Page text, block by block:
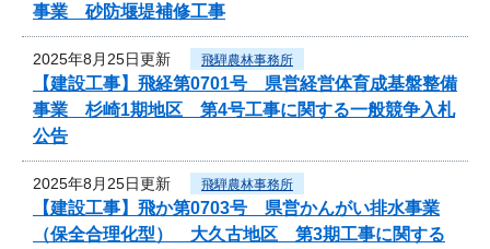
事業 砂防堰堤補修工事
2025年8月25日更新 飛騨農林事務所
【建設工事】飛経第0701号 県営経営体育成基盤整備
事業 杉崎1期地区 第4号工事に関する一般競争入札
公告
2025年8月25日更新 飛騨農林事務所
【建設工事】飛か第0703号 県営かんがい排水事業
（保全合理化型） 大久古地区 第3期工事に関する